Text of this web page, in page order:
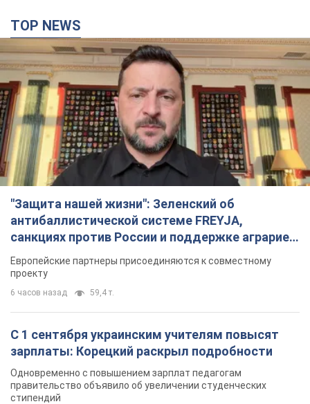
TOP NEWS
"Защита нашей жизни": Зеленский об
антибаллистической системе FREYJA,
санкциях против России и поддержке аграриев.
Видео
Европейские партнеры присоединяются к совместному
проекту
6 часов назад 59,4 т.
С 1 сентября украинским учителям повысят
зарплаты: Корецкий раскрыл подробности
Одновременно с повышением зарплат педагогам
правительство объявило об увеличении студенческих
стипендий